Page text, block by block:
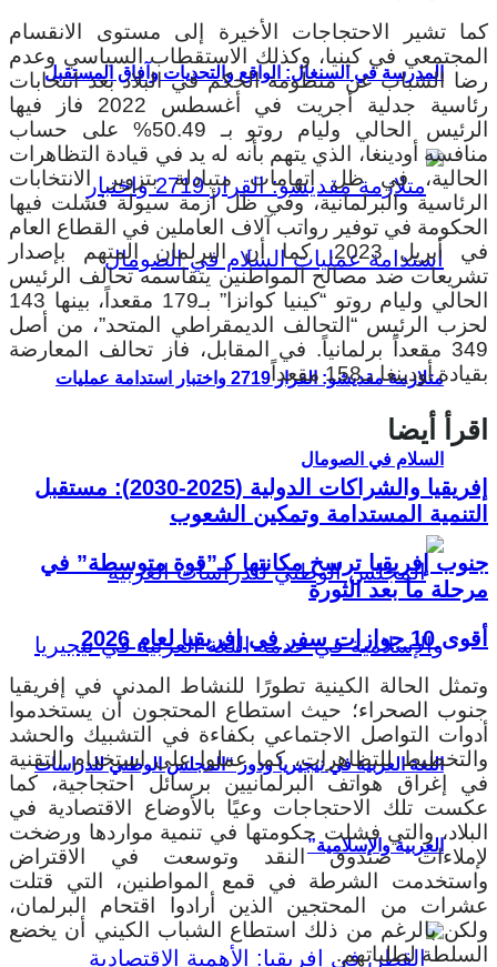
المدرسة في السنغال: الواقع والتحديات وآفاق المستقبل
متلازمة مقديشو: القرار 2719 واختبار استدامة عمليات
السلام في الصومال
اللغة العربية في نيجيريا ودور “المجلس الوطني للدراسات
العربية والإسلامية”
كما تشير الاحتجاجات الأخيرة إلى مستوى الانقسام
المجتمعي في كينيا، وكذلك الاستقطاب السياسي وعدم
رضا الشباب عن منظومة الحكم في البلاد بعد انتخابات
رئاسية جدلية أجريت في أغسطس 2022 فاز فيها
الرئيس الحالي وليام روتو بـ 50.49% على حساب
منافسه أودينغا، الذي يتهم بأنه له يد في قيادة التظاهرات
الحالية، في ظل اتهامات متبادلة بتزوير الانتخابات
الرئاسية والبرلمانية، وفي ظل أزمة سيولة فشلت فيها
الحكومة في توفير رواتب آلاف العاملين في القطاع العام
في أبريل 2023. كما أن البرلمان المتهم بإصدار
تشريعات ضد مصالح المواطنين يتقاسمه تحالف الرئيس
الحالي وليام روتو “كينيا كوانزا” بـ179 مقعداً، بينها 143
لحزب الرئيس “التحالف الديمقراطي المتحد”، من أصل
349 مقعداً برلمانياً. في المقابل، فاز تحالف المعارضة
بقيادة أودينغا بـ158 مقعداً.
اقرأ أيضا
إفريقيا والشراكات الدولية (2025-2030): مستقبل
التنمية المستدامة وتمكين الشعوب
جنوب إفريقيا ترسخ مكانتها كـ”قوة متوسطة” في
مرحلة ما بعد الثورة
أقوى 10 جوازات سفر في إفريقيا لعام 2026
وتمثل الحالة الكينية تطورًا للنشاط المدني في إفريقيا
جنوب الصحراء؛ حيث استطاع المحتجون أن يستخدموا
أدوات التواصل الاجتماعي بكفاءة في التشبيك والحشد
والتخطيط للتظاهرات، كما عملوا على استخدام التقنية
في إغراق هواتف البرلمانيين برسائل احتجاجية، كما
عكست تلك الاحتجاجات وعيًا بالأوضاع الاقتصادية في
البلاد، والتي فشلت حكومتها في تنمية مواردها ورضخت
لإملاءات صندوق النقد وتوسعت في الاقتراض
واستخدمت الشرطة في قمع المواطنين، التي قتلت
عشرات من المحتجين الذين أرادوا اقتحام البرلمان،
ولكن بالرغم من ذلك استطاع الشباب الكيني أن يخضع
السلطة لطلباتهم.